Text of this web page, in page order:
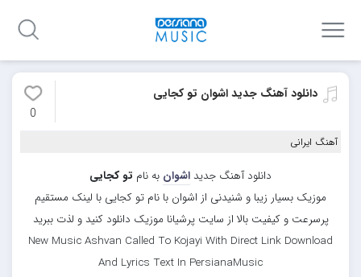
دانلود آهنگ جدید اشوان تو کجایی
0
آهنگ ایرانی
دانلود آهنگ جدید اشوان به نام تو کجایی
موزیک بسیار زیبا و شنیدنی از اشوان با نام تو کجایی با لینک مستقیم
پرسرعت و کیفیت بالا از سایت پرشیانا موزیک دانلود کنید و لذت ببرید
New Music Ashvan Called To Kojayi With Direct Link Download
And Lyrics Text In PersianaMusic